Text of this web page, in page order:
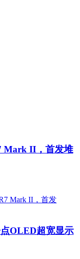
Mark II，首发堆
OLED超宽显示